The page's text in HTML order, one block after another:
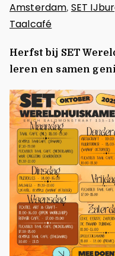
Amsterdam, SET
Taalcafé
Herfst bij SET
leren en samen